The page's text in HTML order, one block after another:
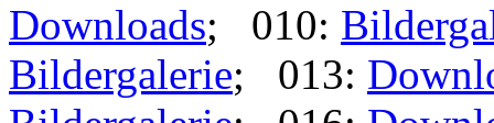
Downloads; 010:
Bildergalerie; 013: